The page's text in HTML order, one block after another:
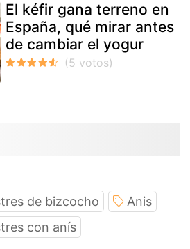
El kéfir gana terreno en
España, qué mirar antes
de cambiar el yogur
de bizcocho
Anis
con anís